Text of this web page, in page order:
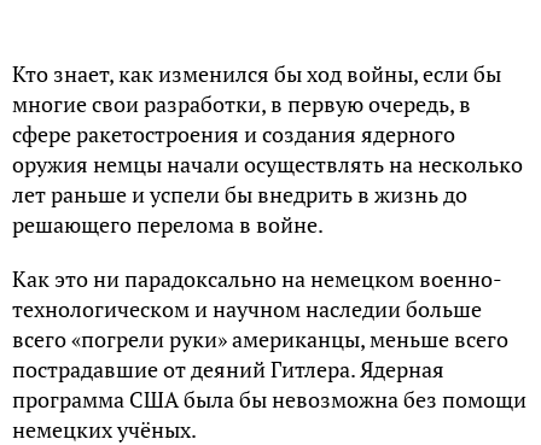
Кто знает, как изменился бы ход войны, если бы
многие свои разработки, в первую очередь, в
сфере ракетостроения и создания ядерного
оружия немцы начали осуществлять на несколько
лет раньше и успели бы внедрить в жизнь до
решающего перелома в войне.
Как это ни парадоксально на немецком военно-
технологическом и научном наследии больше
всего «погрели руки» американцы, меньше всего
пострадавшие от деяний Гитлера. Ядерная
программа США была бы невозможна без помощи
немецких учёных.